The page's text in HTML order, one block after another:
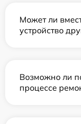
Может ли
устройство
Возможно ли
процессе